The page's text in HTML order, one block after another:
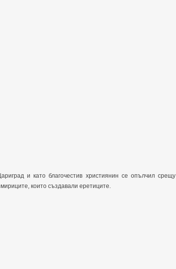
и като благочестив християнин се опълчил срещу
които създавали еретиците.